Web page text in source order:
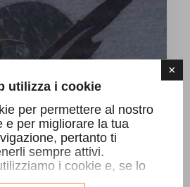
×
utilizza i cookie
per permettere al nostro
e per migliorare la tua
pertanto ti
sempre attivi.
i cookie e, se lo
la configurazione.